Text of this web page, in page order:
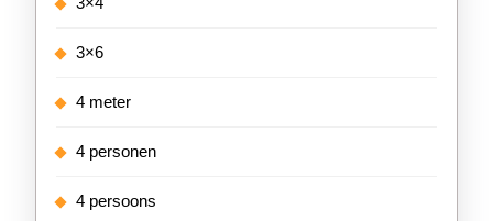
3×6
4 meter
4 personen
4 persoons